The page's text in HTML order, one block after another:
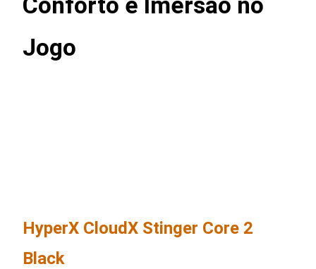
Jogo
HyperX CloudX Stinger Core 2
Black